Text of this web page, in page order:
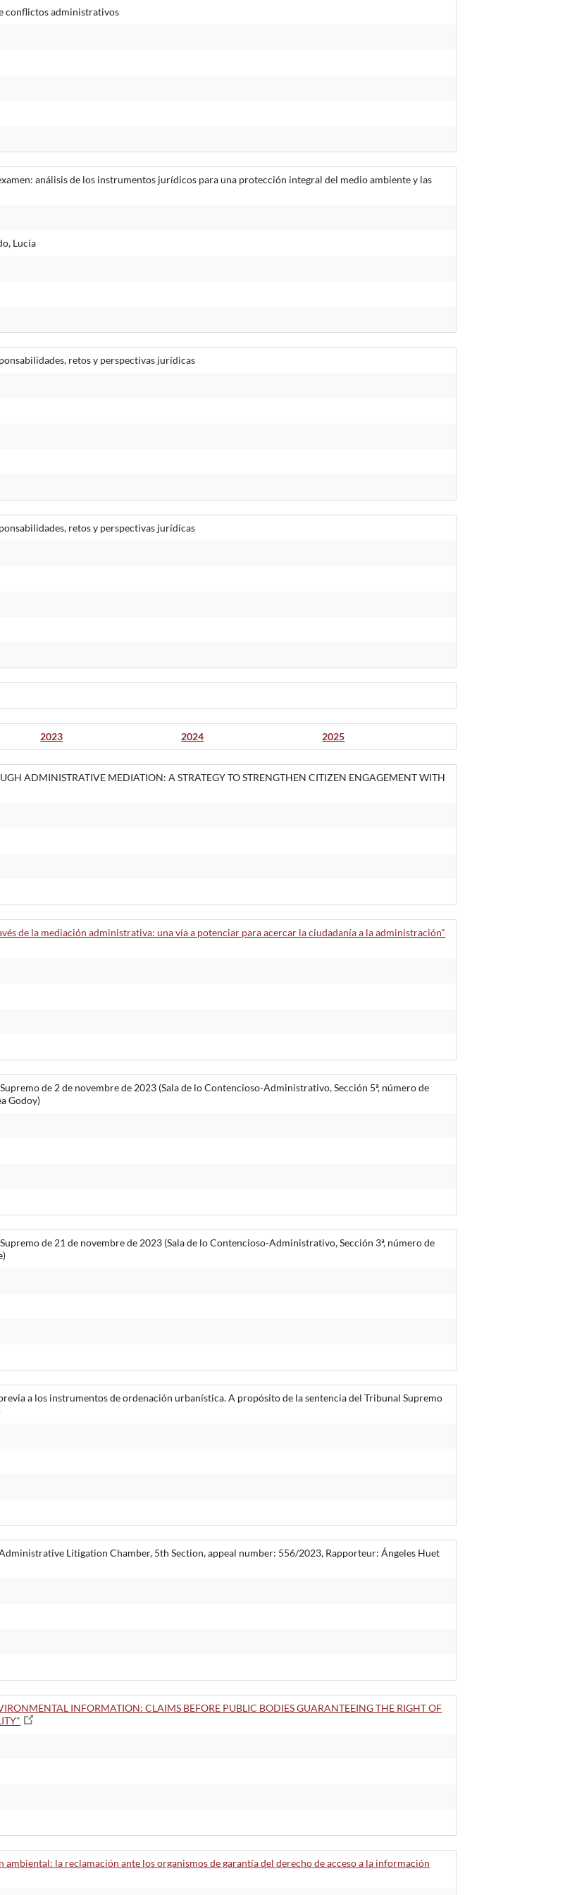
conflictos administrativos
análisis de los instrumentos jurídicos para una protección integral del medio ambiente y las
Lucía
retos y perspectivas jurídicas
retos y perspectivas jurídicas
2023 2024 2025
ADMINISTRATIVE MEDIATION: A STRATEGY TO STRENGTHEN CITIZEN ENGAGEMENT WITH
de la mediación administrativa: una vía a potenciar para acercar la ciudadanía a la administración"
de 2 de novembre de 2023 (Sala de lo Contencioso-Administrativo, Sección 5ª, número de
Godoy)
de 21 de novembre de 2023 (Sala de lo Contencioso-Administrativo, Sección 3ª, número de
a los instrumentos de ordenación urbanística. A propósito de la sentencia del Tribunal Supremo
Litigation Chamber, 5th Section, appeal number: 556/2023, Rapporteur: Ángeles Huet
INFORMATION: CLAIMS BEFORE PUBLIC BODIES GUARANTEEING THE RIGHT OF
ambiental: la reclamación ante los organismos de garantía del derecho de acceso a la información